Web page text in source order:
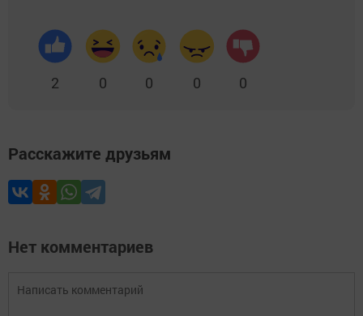
2 0 0 0 0
Расскажите друзьям
Нет комментариев